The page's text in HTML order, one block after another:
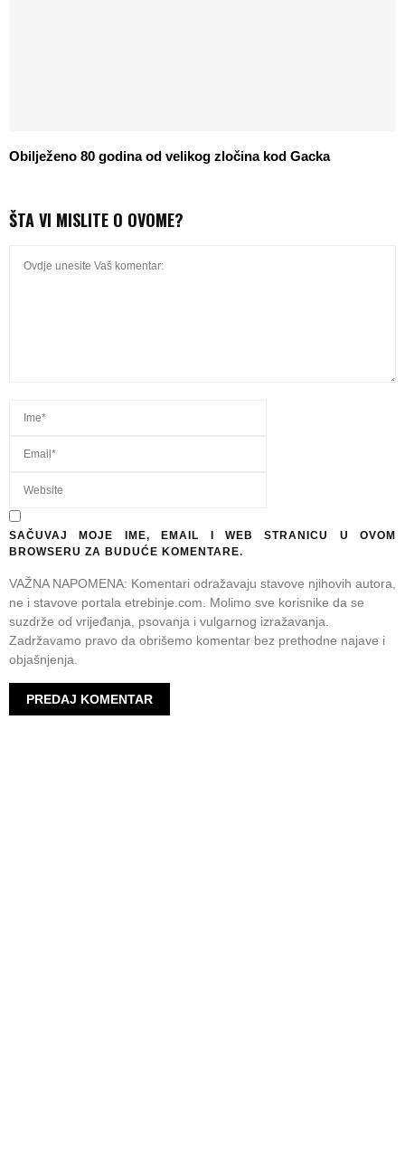
Obilježeno 80 godina od velikog zločina kod Gacka
ŠTA VI MISLITE O OVOME?
SAČUVAJ MOJE IME, EMAIL I WEB STRANICU U OVOM
BROWSERU ZA BUDUĆE KOMENTARE.
VAŽNA NAPOMENA: Komentari odražavaju stavove njihovih autora,
ne i stavove portala etrebinje.com. Molimo sve korisnike da se
suzdrže od vrijeđanja, psovanja i vulgarnog izražavanja.
Zadržavamo pravo da obrišemo komentar bez prethodne najave i
objašnjenja.